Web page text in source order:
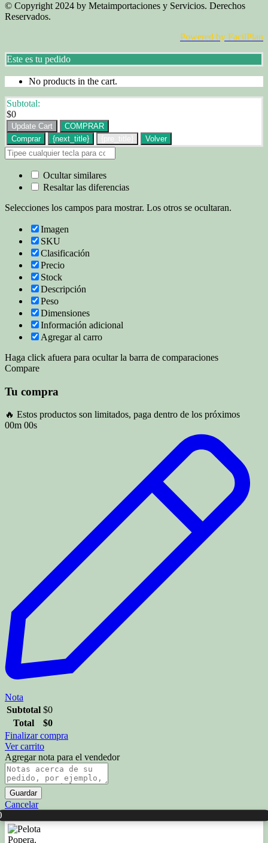
© Copyright 2024 by Metaimportaciones y Servicios. Derechos
Reservados.
Powered by FacilPlan
Este es tu pedido
No products in the cart.
Subtotal:
$0
Update Cart
COMPRAR
Comprar
{next_title} {pre_title} Volver
Ocultar similares
Resaltar las diferencias
Selecciones los campos para mostrar. Los otros se ocultaran.
Imagen
SKU
Clasificación
Precio
Stock
Descripción
Peso
Dimensiones
Información adicional
Agregar al carro
Haga click afuera para ocultar la barra de comparaciones
Compare
Tu compra
🔥 Estos productos son limitados, paga dentro de los próximos
00m 00s
Nota
Subtotal $0
Total
$0
Finalizar compra
Ver carrito
Agregar nota para el vendedor
Guardar
Cancelar